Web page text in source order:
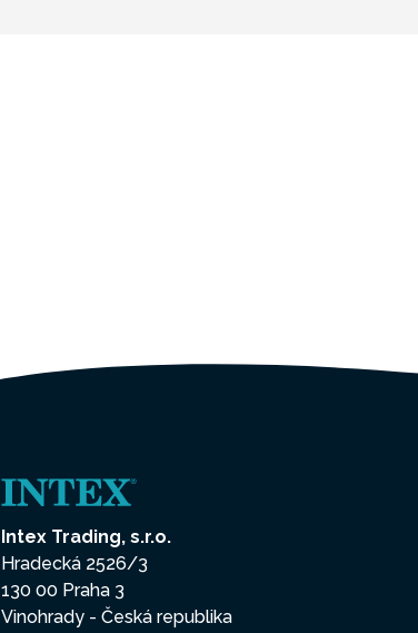
Intex Trading, s.r.o.
Hradecká 2526/3
130 00 Praha 3
Vinohrady - Česká republika